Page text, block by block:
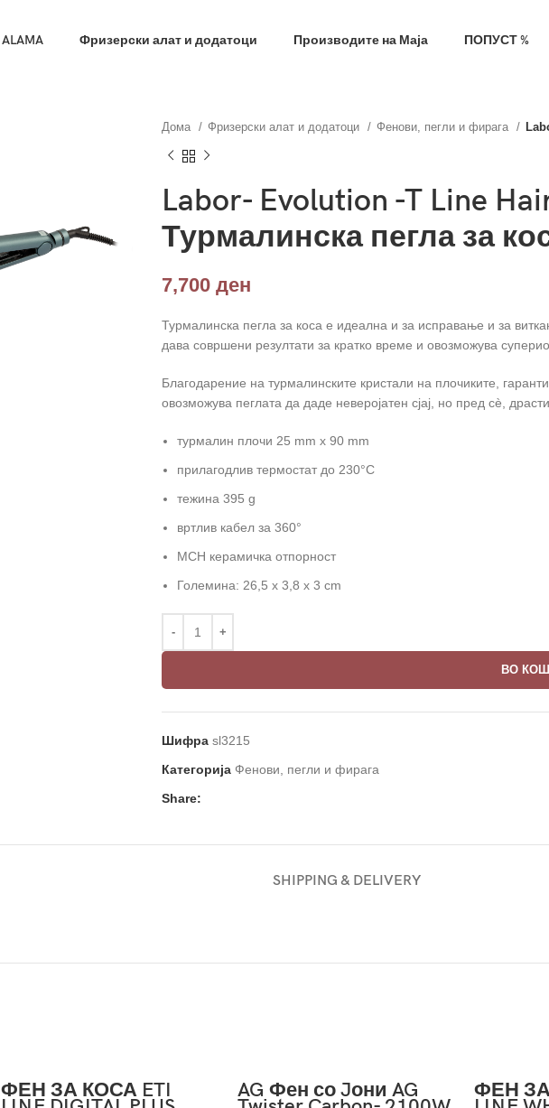
ALAMA Фризерски алат и додатоци Производите на Маја ПОПУСТ %
Дома Фризерски алат и додатоци Фенови, пегли и фирага
Labor- Evolution -T Line
Турмалинска пегла за
7,700 ден
Турмалинска пегла за коса е идеална и за исправање и за
дава совршени резултати за кратко време и овозможува
Благодарение на турмалинските кристали на плочиките,
овозможува пеглата да даде неверојатен сјај, но пред сè,
турмалин плочи 25 mm x 90 mm
прилагодлив термостат до 230°C
тежина 395 g
вртлив кабел за 360°
MCH керамичка отпорност
Големина: 26,5 x 3,8 x 3 cm
ВО
Шифра sl3215
Категорија Фенови, пегли и фирага
Share:
SHIPPING & DELIVERY
ФЕН ЗА КОСА ETI AG Фен со Jони AG ФЕН